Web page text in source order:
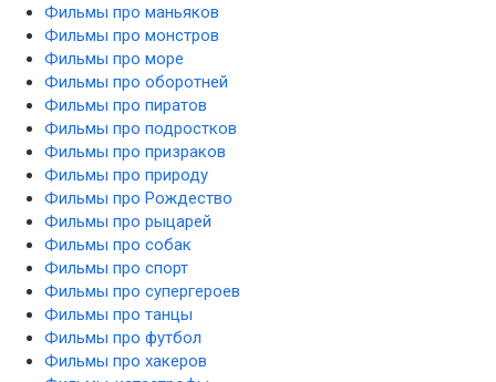
Фильмы про маньяков
Фильмы про монстров
Фильмы про море
Фильмы про оборотней
Фильмы про пиратов
Фильмы про подростков
Фильмы про призраков
Фильмы про природу
Фильмы про Рождество
Фильмы про рыцарей
Фильмы про собак
Фильмы про спорт
Фильмы про супергероев
Фильмы про танцы
Фильмы про футбол
Фильмы про хакеров